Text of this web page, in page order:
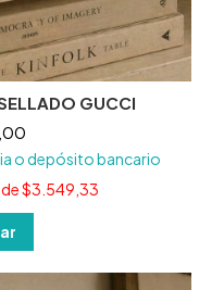
GUCCI
o depósito bancario
$3.549,33